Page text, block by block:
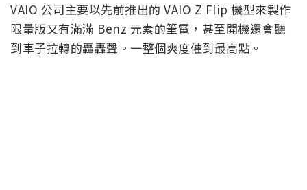
VAIO 公司主要以先前推出的 VAIO Z Flip 機型來製作
限量版又有滿滿 Benz 元素的筆電，甚至開機還會聽
到車子拉轉的轟轟聲。一整個爽度催到最高點。